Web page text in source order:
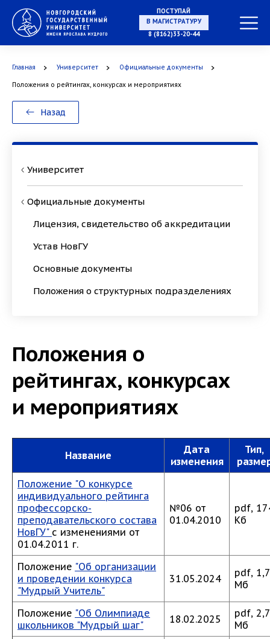
ПОСТУПАЙ
В МАГИСТРАТУРУ
8 (8162)33-20-44
Главная Университет Официальные документы
Положения о рейтингах, конкурсах и мероприятиях
Назад
Университет
Официальные документы
Лицензия, свидетельство об аккредитации
Устав НовГУ
Основные документы
Положения о структурных подразделениях
Положения о
рейтингах, конкурсах
и мероприятиях
Название
Дата
изменения
Тип,
Положение "О конкурсе
индивидуального рейтинга
профессорско-
преподавательского состава
НовГУ" с изменениями от
01.04.2011 г.
№06 от
01.04.2010
pdf,
Кб
Положение "Об организации
и проведении конкурса
"Мудрый Учитель"
31.05.2024
pdf, 1,7
Мб
Положение "Об Олимпиаде
школьников "Мудрый шаг"
18.02.2025
pdf, 2,7
Мб